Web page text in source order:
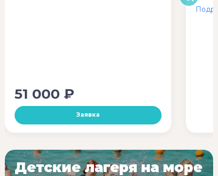
51 000 ₽
Заявка
Детские лагеря на море